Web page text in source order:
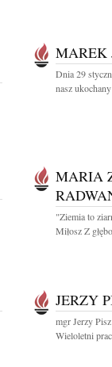
MAREK
Dnia 29
nasz
MARIA
"Ziemia to
Miłosz Z
JERZY
mgr Jerzy
Wieloletni